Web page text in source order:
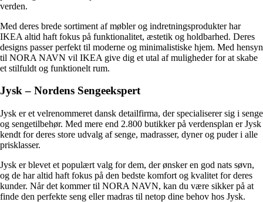
verden.
Med deres brede sortiment af møbler og indretningsprodukter har
IKEA altid haft fokus på funktionalitet, æstetik og holdbarhed. Deres
designs passer perfekt til moderne og minimalistiske hjem. Med hensyn
til NORA NAVN vil IKEA give dig et utal af muligheder for at skabe
et stilfuldt og funktionelt rum.
Jysk – Nordens Sengeekspert
Jysk er et velrenommeret dansk detailfirma, der specialiserer sig i senge
og sengetilbehør. Med mere end 2.800 butikker på verdensplan er Jysk
kendt for deres store udvalg af senge, madrasser, dyner og puder i alle
prisklasser.
Jysk er blevet et populært valg for dem, der ønsker en god nats søvn,
og de har altid haft fokus på den bedste komfort og kvalitet for deres
kunder. Når det kommer til NORA NAVN, kan du være sikker på at
finde den perfekte seng eller madras til netop dine behov hos Jysk.